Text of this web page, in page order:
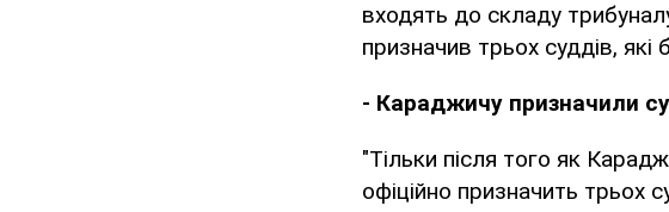
входять до складу
призначив трьох суддів,
- Караджичу призначили
"Тільки після того як
офіційно призначить трьох